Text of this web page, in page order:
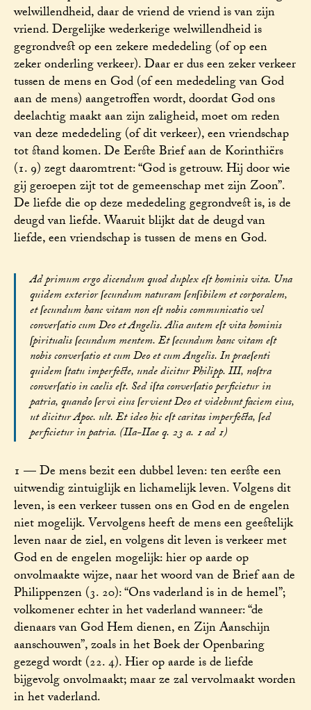
welwillendheid, daar de vriend de vriend is van zijn
vriend. Dergelijke wederkerige welwillendheid is
gegrondvest op een zekere mededeling (of op een
zeker onderling verkeer). Daar er dus een zeker verkeer
tussen de mens en God (of een mededeling van God
aan de mens) aangetroffen wordt, doordat God ons
deelachtig maakt aan zijn zaligheid, moet om reden
van deze mededeling (of dit verkeer), een vriendschap
tot stand komen. De Eerste Brief aan de Korinthiërs
(1. 9) zegt daaromtrent: “God is getrouw. Hij door wie
gij geroepen zijt tot de gemeenschap met zijn Zoon”.
De liefde die op deze mededeling gegrondvest is, is de
deugd van liefde. Waaruit blijkt dat de deugd van
liefde, een vriendschap is tussen de mens en God.
Ad primum ergo dicendum quod duplex eſt hominis vita. Una
quidem exterior ſecundum naturam ſenſibilem et corporalem,
et ſecundum hanc vitam non eſt nobis communicatio vel
converſatio cum Deo et Angelis. Alia autem eſt vita hominis
ſpiritualis ſecundum mentem. Et ſecundum hanc vitam eſt
nobis converſatio et cum Deo et cum Angelis. In praeſenti
quidem ſtatu imperfecte, unde dicitur Philipp. III, noſtra
converſatio in caelis eſt. Sed iſta converſatio perficietur in
patria, quando ſervi eius ſervient Deo et videbunt faciem eius,
ut dicitur Apoc. ult. Et ideo hic eſt caritas imperfecta, ſed
perficietur in patria. (IIa-IIae q. 23 a. 1 ad 1)
1 — De mens bezit een dubbel leven: ten eerste een
uitwendig zintuiglijk en lichamelijk leven. Volgens dit
leven, is een verkeer tussen ons en God en de engelen
niet mogelijk. Vervolgens heeft de mens een geestelijk
leven naar de ziel, en volgens dit leven is verkeer met
God en de engelen mogelijk: hier op aarde op
onvolmaakte wijze, naar het woord van de Brief aan de
Philippenzen (3. 20): “Ons vaderland is in de hemel”;
volkomener echter in het vaderland wanneer: “de
dienaars van God Hem dienen, en Zijn Aanschijn
aanschouwen”, zoals in het Boek der Openbaring
gezegd wordt (22. 4). Hier op aarde is de liefde
bijgevolg onvolmaakt; maar ze zal vervolmaakt worden
in het vaderland.